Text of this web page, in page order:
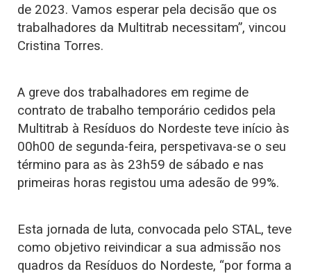
de 2023. Vamos esperar pela decisão que os
trabalhadores da Multitrab necessitam”, vincou
Cristina Torres.
A greve dos trabalhadores em regime de
contrato de trabalho temporário cedidos pela
Multitrab à Resíduos do Nordeste teve início às
00h00 de segunda-feira, perspetivava-se o seu
término para as às 23h59 de sábado e nas
primeiras horas registou uma adesão de 99%.
Esta jornada de luta, convocada pelo STAL, teve
como objetivo reivindicar a sua admissão nos
quadros da Resíduos do Nordeste, “por forma a